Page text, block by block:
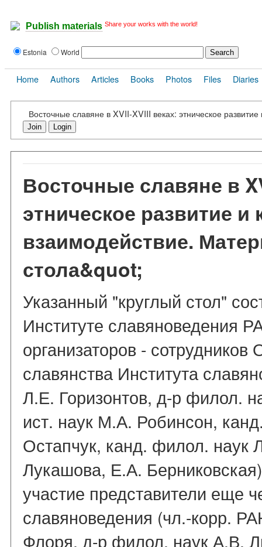
Publish materials Share your works with the world!
Estonia World
Home Authors Articles Books Photos Files Diaries
Восточные славяне в XVII-XVIII веках: этническое
Join Login
Восточные славяне в
этническое развитие и
взаимодействие.
стола&quot;
Указанный "круглый стол"
Институте славяноведения
организаторов - сотрудников
славянства Института
Л.Е. Горизонтов, д-р филол.
ист. наук М.А. Робинсон,
Остапчук, канд. филол.
Лукашова, Е.А.
участие представители еще
славяноведения (чл.-корр.
Флоря, д-р филол. наук А.В.